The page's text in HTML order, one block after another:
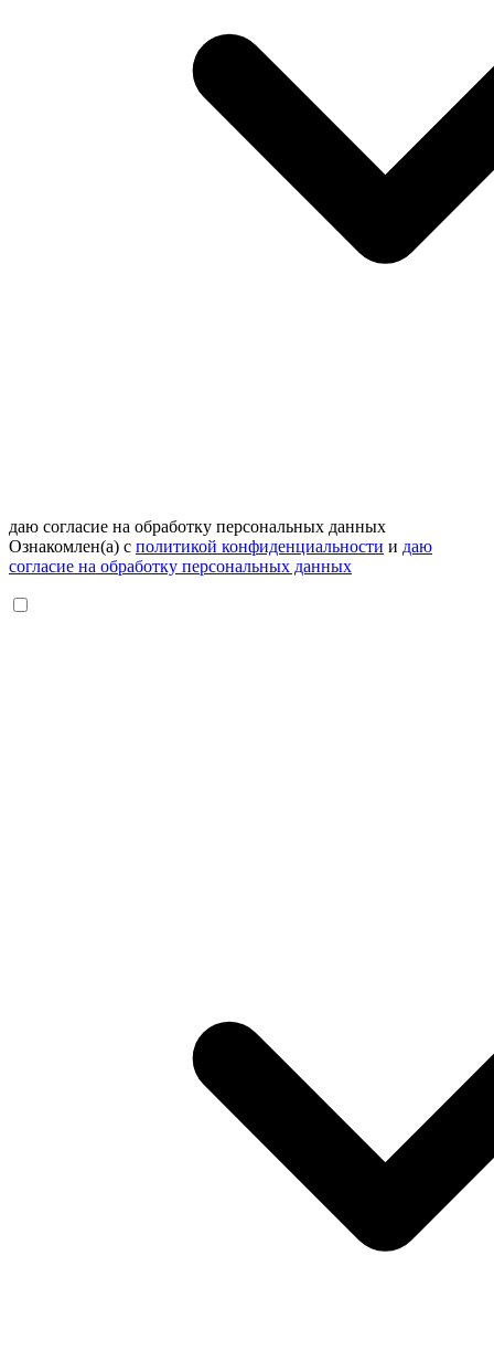
даю согласие на обработку персональных данных
Ознакомлен(а) с политикой конфиденциальности и даю
согласие на обработку персональных данных